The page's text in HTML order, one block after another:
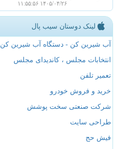
۱۴۰۵/۰۴/۲۶ ۱۱:۵۵:۵۶
لینک دوستان سیب پال
آب شیرین کن - دستگاه آب شیرین کن
انتخابات مجلس ، کاندیدای مجلس
تعمیر تلفن
خرید و فروش خودرو
شرکت صنعتی سخت پوشش
طراحی سایت
فیش حج